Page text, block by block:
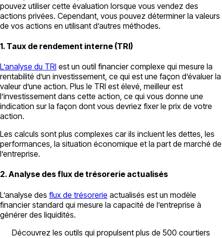
pouvez utiliser cette évaluation lorsque vous vendez des
actions privées. Cependant, vous pouvez déterminer la valeurs
de vos actions en utilisant d’autres méthodes.
1. Taux de rendement interne (TRI)
L’analyse du TRI est un outil financier complexe qui mesure la
rentabilité d’un investissement, ce qui est une façon d’évaluer la
valeur d’une action. Plus le TRI est élevé, meilleur est
l’investissement dans cette action, ce qui vous donne une
indication sur la façon dont vous devriez fixer le prix de votre
action.
Les calculs sont plus complexes car ils incluent les dettes, les
performances, la situation économique et la part de marché de
l’entreprise.
2. Analyse des flux de trésorerie actualisés
L’analyse des flux de trésorerie actualisés est un modèle
financier standard qui mesure la capacité de l’entreprise à
générer des liquidités.
Découvrez les outils qui propulsent plus de 500 courtiers